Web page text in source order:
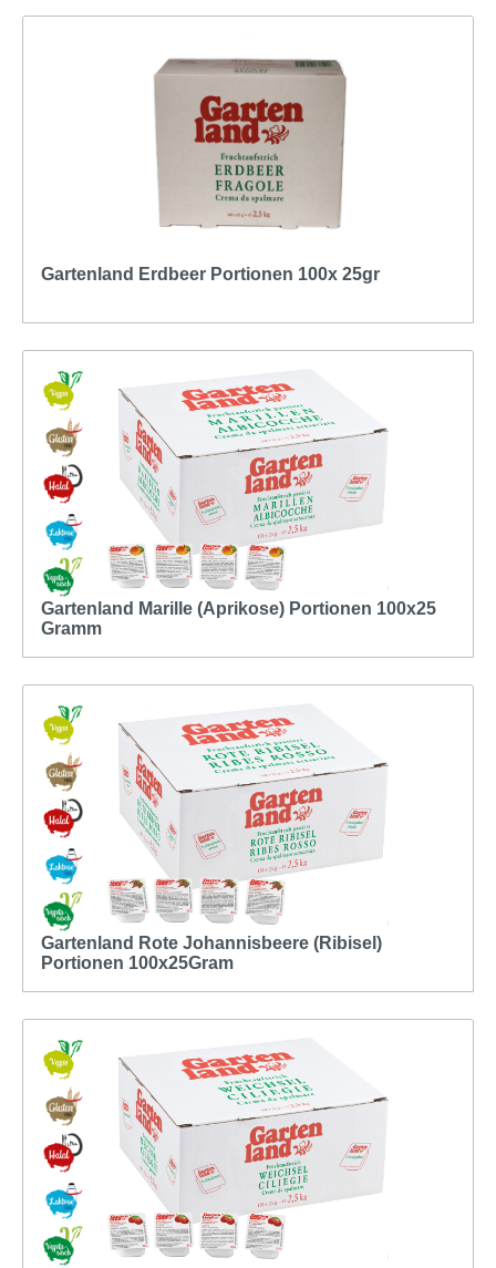
Gartenland Erdbeer Portionen 100x 25gr
Gartenland Marille (Aprikose) Portionen 100x25
Gramm
Gartenland Rote Johannisbeere (Ribisel)
Portionen 100x25Gram